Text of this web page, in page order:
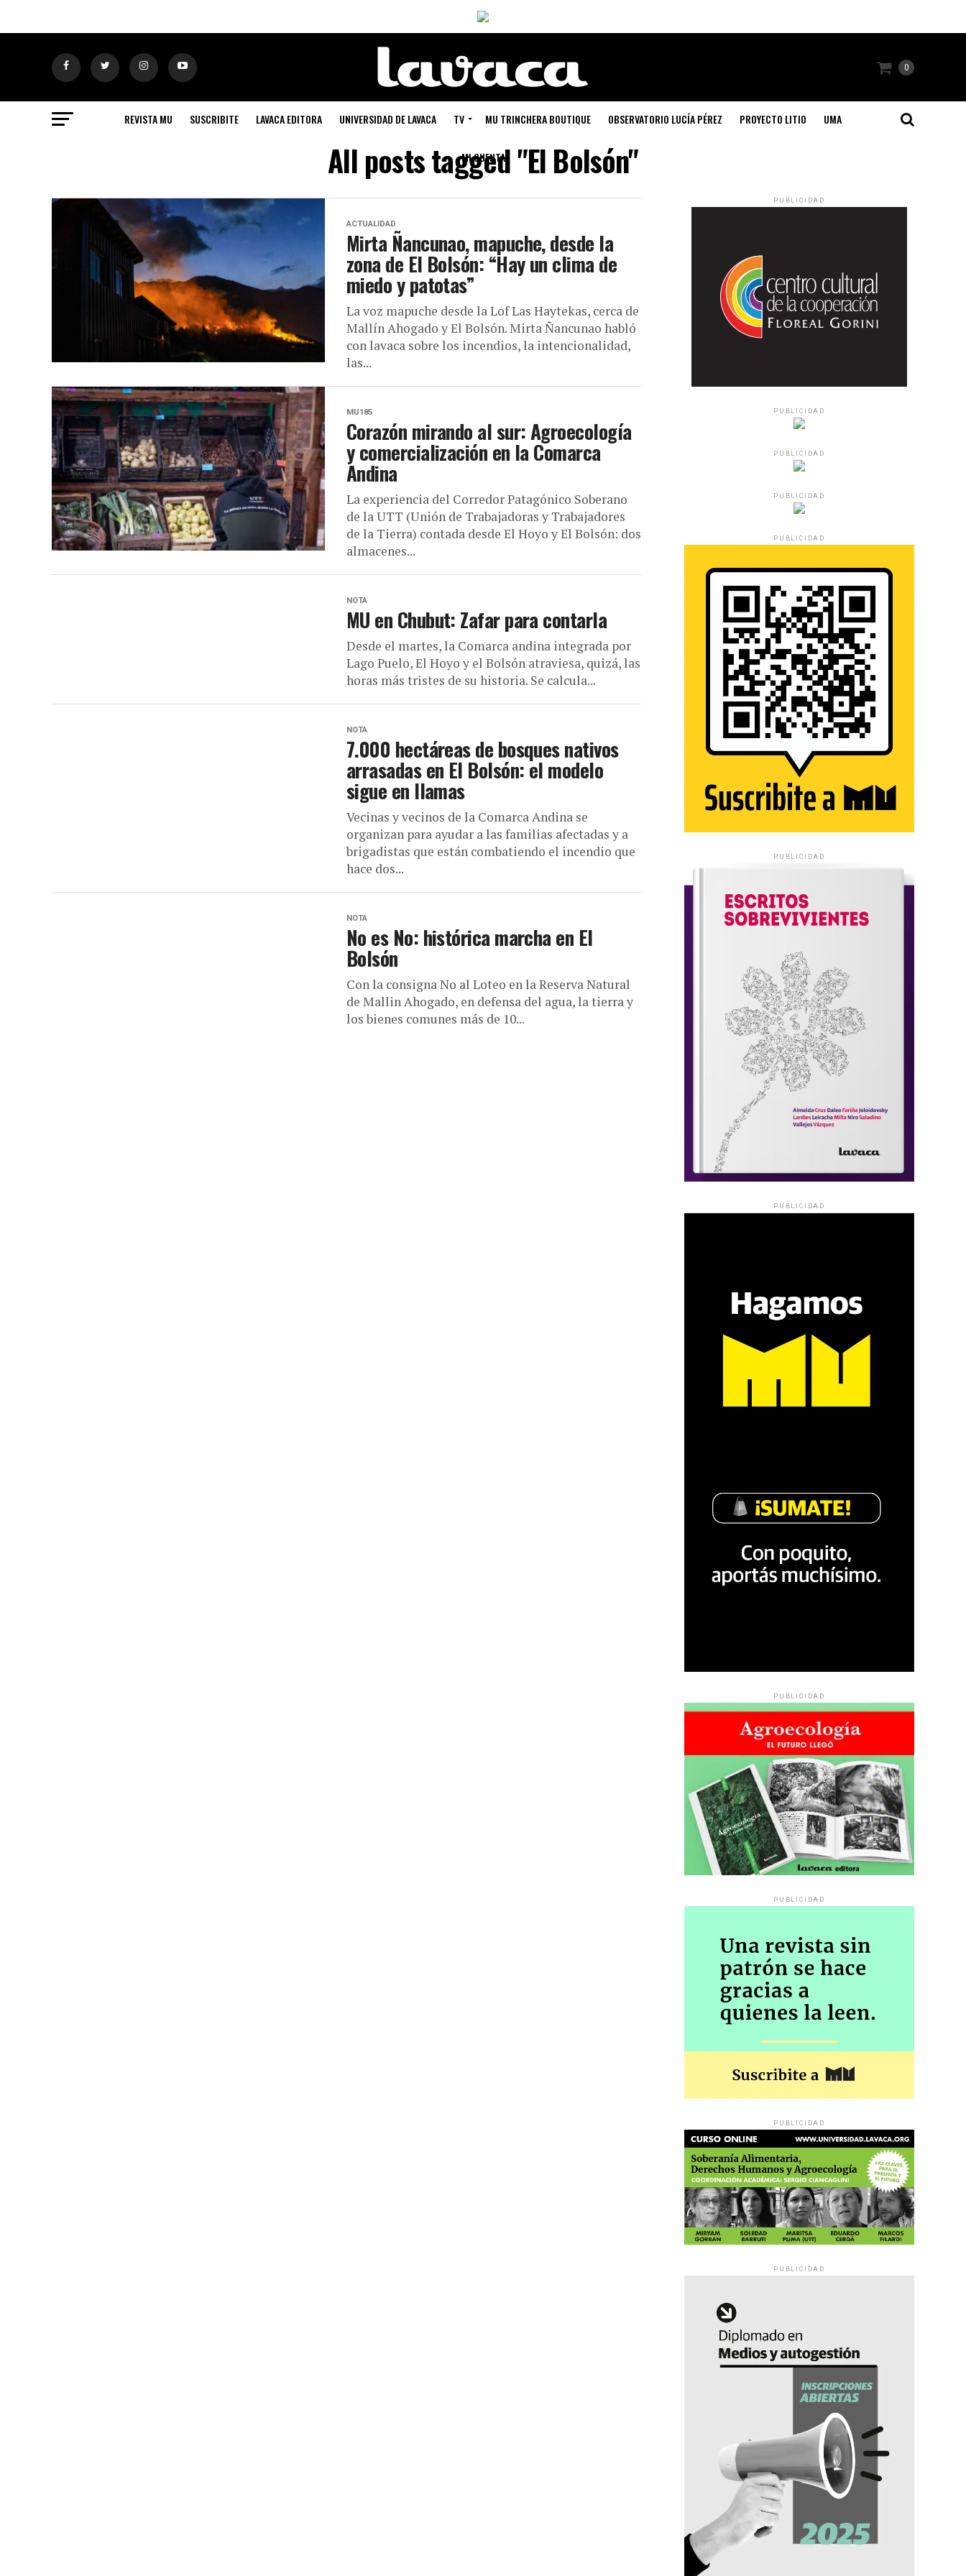
0
REVISTA MU SUSCRIBITE LAVACA EDITORA UNIVERSIDAD DE LAVACA TV MU TRINCHERA BOUTIQUE OBSERVATORIO LUCÍA PÉREZ PROYECTO LITIO UMA
MI CUENTA
All posts tagged "El Bolsón"
ACTUALIDAD
Mirta Ñancunao, mapuche, desde la
zona de El Bolsón: “Hay un clima de
miedo y patotas”
La voz mapuche desde la Lof Las Haytekas, cerca de
Mallín Ahogado y El Bolsón. Mirta Ñancunao habló
con lavaca sobre los incendios, la intencionalidad,
las...
MU185
Corazón mirando al sur: Agroecología
y comercialización en la Comarca
Andina
La experiencia del Corredor Patagónico Soberano
de la UTT (Unión de Trabajadoras y Trabajadores
de la Tierra) contada desde El Hoyo y El Bolsón: dos
almacenes...
NOTA
MU en Chubut: Zafar para contarla
Desde el martes, la Comarca andina integrada por
Lago Puelo, El Hoyo y el Bolsón atraviesa, quizá, las
horas más tristes de su historia. Se calcula...
NOTA
7.000 hectáreas de bosques nativos
arrasadas en El Bolsón: el modelo
sigue en llamas
Vecinas y vecinos de la Comarca Andina se
organizan para ayudar a las familias afectadas y a
brigadistas que están combatiendo el incendio que
hace dos...
NOTA
No es No: histórica marcha en El
Bolsón
Con la consigna No al Loteo en la Reserva Natural
de Mallin Ahogado, en defensa del agua, la tierra y
los bienes comunes más de 10...
PUBLICIDAD
PUBLICIDAD
PUBLICIDAD
PUBLICIDAD
PUBLICIDAD
PUBLICIDAD
PUBLICIDAD
PUBLICIDAD
PUBLICIDAD
PUBLICIDAD
PUBLICIDAD